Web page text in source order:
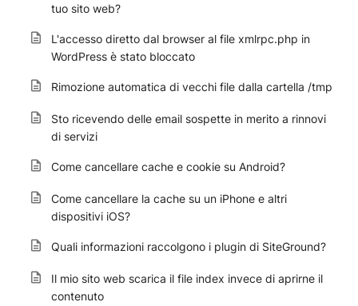
tuo sito web?
L'accesso diretto dal browser al file xmlrpc.php in
WordPress è stato bloccato
Rimozione automatica di vecchi file dalla cartella /tmp
Sto ricevendo delle email sospette in merito a rinnovi
di servizi
Come cancellare cache e cookie su Android?
Come cancellare la cache su un iPhone e altri
dispositivi iOS?
Quali informazioni raccolgono i plugin di SiteGround?
Il mio sito web scarica il file index invece di aprirne il
contenuto